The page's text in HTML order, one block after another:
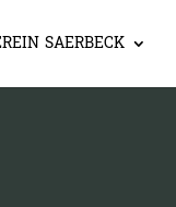
SAERBECK